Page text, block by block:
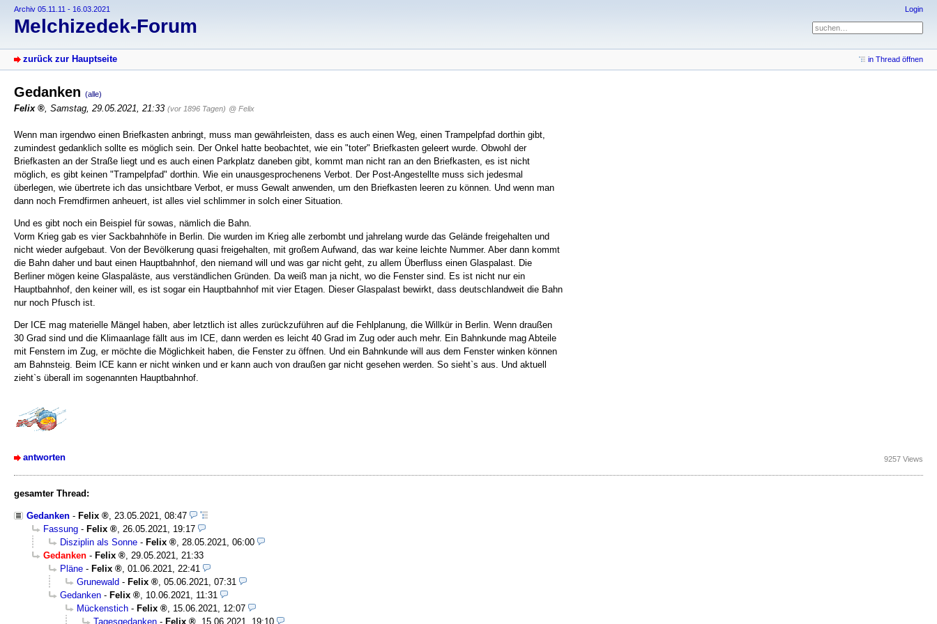
Archiv 05.11.11 - 16.03.2021
Melchizedek-Forum
Login
zurück zur Hauptseite in Thread öffnen
Gedanken (alle)
Felix , Samstag, 29.05.2021, 21:33 (vor 1896 Tagen) @ Felix
Wenn man irgendwo einen Briefkasten anbringt, muss man gewährleisten, dass es auch einen Weg, einen Trampelpfad dorthin gibt,
zumindest gedanklich sollte es möglich sein. Der Onkel hatte beobachtet, wie ein "toter" Briefkasten geleert wurde. Obwohl der
Briefkasten an der Straße liegt und es auch einen Parkplatz daneben gibt, kommt man nicht ran an den Briefkasten, es ist nicht
möglich, es gibt keinen "Trampelpfad" dorthin. Wie ein unausgesprochenens Verbot. Der Post-Angestellte muss sich jedesmal
überlegen, wie übertrete ich das unsichtbare Verbot, er muss Gewalt anwenden, um den Briefkasten leeren zu können. Und wenn man
dann noch Fremdfirmen anheuert, ist alles viel schlimmer in solch einer Situation.
Und es gibt noch ein Beispiel für sowas, nämlich die Bahn.
Vorm Krieg gab es vier Sackbahnhöfe in Berlin. Die wurden im Krieg alle zerbombt und jahrelang wurde das Gelände freigehalten und
nicht wieder aufgebaut. Von der Bevölkerung quasi freigehalten, mit großem Aufwand, das war keine leichte Nummer. Aber dann kommt
die Bahn daher und baut einen Hauptbahnhof, den niemand will und was gar nicht geht, zu allem Überfluss einen Glaspalast. Die
Berliner mögen keine Glaspaläste, aus verständlichen Gründen. Da weiß man ja nicht, wo die Fenster sind. Es ist nicht nur ein
Hauptbahnhof, den keiner will, es ist sogar ein Hauptbahnhof mit vier Etagen. Dieser Glaspalast bewirkt, dass deutschlandweit die Bahn
nur noch Pfusch ist.
Der ICE mag materielle Mängel haben, aber letztlich ist alles zurückzuführen auf die Fehlplanung, die Willkür in Berlin. Wenn draußen
30 Grad sind und die Klimaanlage fällt aus im ICE, dann werden es leicht 40 Grad im Zug oder auch mehr. Ein Bahnkunde mag Abteile
mit Fenstern im Zug, er möchte die Möglichkeit haben, die Fenster zu öffnen. Und ein Bahnkunde will aus dem Fenster winken können
am Bahnsteig. Beim ICE kann er nicht winken und er kann auch von draußen gar nicht gesehen werden. So sieht`s aus. Und aktuell
zieht`s überall im sogenannten Hauptbahnhof.
antworten 9257 Views
gesamter Thread:
Gedanken - Felix
23.05.2021, 08:47
Fassung - Felix
26.05.2021, 19:17
Disziplin als Sonne - Felix
28.05.2021, 06:00
Gedanken - Felix
29.05.2021, 21:33
Pläne - Felix
01.06.2021, 22:41
Grunewald - Felix
05.06.2021, 07:31
Gedanken - Felix
10.06.2021, 11:31
Mückenstich - Felix
15.06.2021, 12:07
Tagesgedanken - Felix 15.06.2021, 19:10